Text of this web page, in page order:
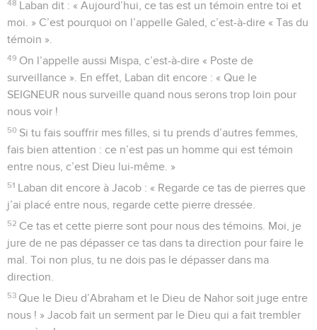
48 Laban dit : « Aujourd’hui, ce tas est un témoin entre toi et
moi. » C’est pourquoi on l’appelle Galed, c’est-à-dire « Tas du
témoin ».
49 On l’appelle aussi Mispa, c’est-à-dire « Poste de
surveillance ». En effet, Laban dit encore : « Que le
SEIGNEUR nous surveille quand nous serons trop loin pour
nous voir !
50 Si tu fais souffrir mes filles, si tu prends d’autres femmes,
fais bien attention : ce n’est pas un homme qui est témoin
entre nous, c’est Dieu lui-même. »
51 Laban dit encore à Jacob : « Regarde ce tas de pierres que
j’ai placé entre nous, regarde cette pierre dressée.
52 Ce tas et cette pierre sont pour nous des témoins. Moi, je
jure de ne pas dépasser ce tas dans ta direction pour faire le
mal. Toi non plus, tu ne dois pas le dépasser dans ma
direction.
53 Que le Dieu d’Abraham et le Dieu de Nahor soit juge entre
nous ! » Jacob fait un serment par le Dieu qui a fait trembler